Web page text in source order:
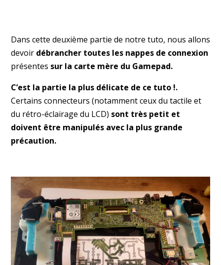
Dans cette deuxième partie de notre tuto, nous allons
devoir débrancher toutes les nappes de connexion
présentes sur la carte mère du Gamepad.
C’est la partie la plus délicate de ce tuto !.
Certains connecteurs (notamment ceux du tactile et
du rétro-éclairage du LCD) sont très petit et
doivent être manipulés avec la plus grande
précaution.